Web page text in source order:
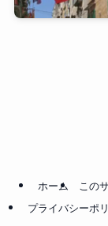
ホーム この
プライバシーポ